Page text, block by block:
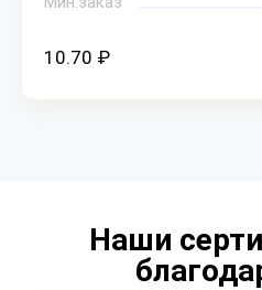
10.70 ₽
Наши